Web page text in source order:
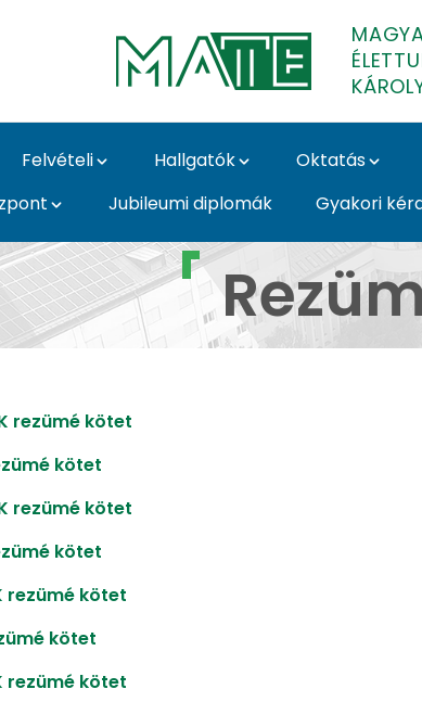
Felvételi Hallgatók Oktatás
Jubileumi diplomák Gyakori
- Károly
rezümé kötet
kötet
rezümé kötet
kötet
rezümé kötet
kötet
rezümé kötet